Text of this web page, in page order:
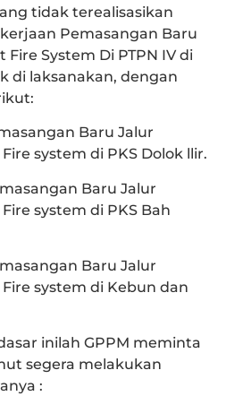
tidak terealisasikan
Pemasangan Baru
System Di PTPN IV di
di laksanakan, dengan
Baru Jalur
system di PKS Dolok llir.
Baru Jalur
system di PKS Bah
Baru Jalur
system di Kebun dan
inilah GPPM meminta
segera melakukan
: